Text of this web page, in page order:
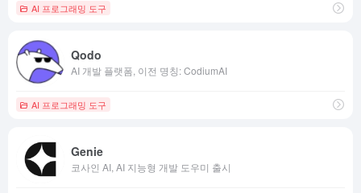
AI 프로그래밍 도구
Qodo
AI 개발 플랫폼, 이전 명칭: CodiumAI
AI 프로그래밍 도구
Genie
코사인 AI, AI 지능형 개발 도우미 출시